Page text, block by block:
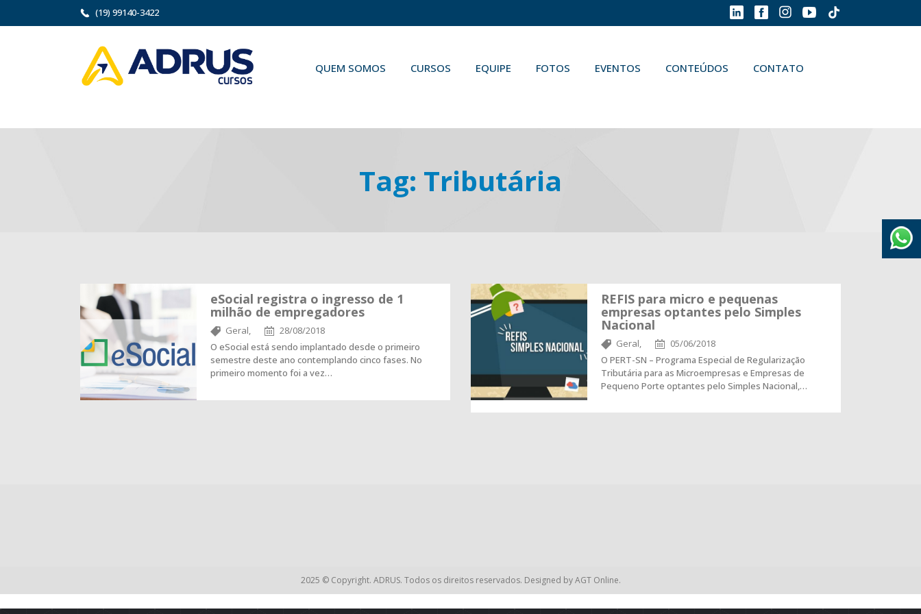
(19) 99140-3422
QUEM SOMOS CURSOS EQUIPE FOTOS EVENTOS CONTEÚDOS CONTATO
Tag: Tributária
eSocial registra o ingresso de 1
milhão de empregadores
Geral,
28/08/2018
O eSocial está sendo implantado desde o primeiro
semestre deste ano contemplando cinco fases. No
primeiro momento foi a vez…
REFIS para micro e pequenas
empresas optantes pelo Simples
Nacional
Geral,
05/06/2018
O PERT-SN – Programa Especial de Regularização
Tributária para as Microempresas e Empresas de
Pequeno Porte optantes pelo Simples Nacional,…
2025 © Copyright. ADRUS. Todos os direitos reservados. Designed byAGT Online.